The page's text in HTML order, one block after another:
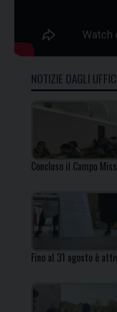
NOTIZIE DAGLI
Concluso il Campo
Fino al 31 agosto è